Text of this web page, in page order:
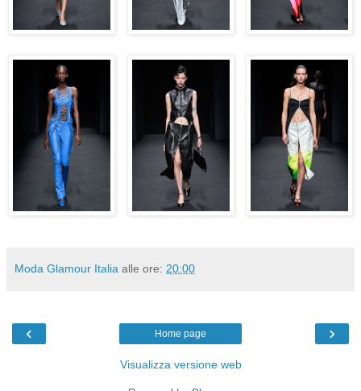
Moda Glamour Italia alle ore: 20:00
‹ ›
Home page
Visualizza versione web